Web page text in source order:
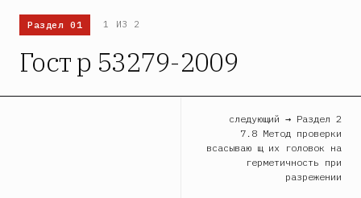
Раздел 01 1 ИЗ 2
Гост р 53279-2009
следующий → Раздел 2
7.8 Метод проверки
всасываю щ их головок на
герметичность при
разрежении